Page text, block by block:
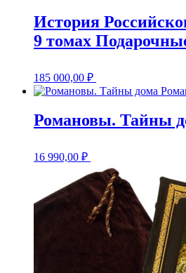
История
9 томах
185 000,00 ₽
Романовы. Тайны
16 990,00 ₽